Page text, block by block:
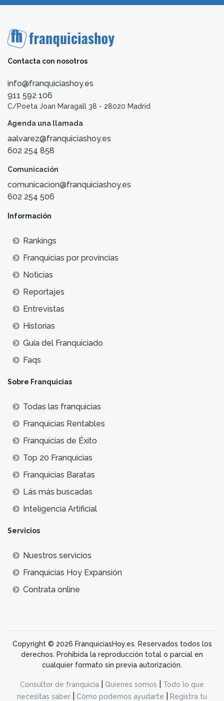
Contacta con nosotros
info@franquiciashoy.es
911 592 106
C/Poeta Joan Maragall 38 - 28020 Madrid
Agenda una llamada
aalvarez@franquiciashoy.es
602 254 858
Comunicación
comunicacion@franquiciashoy.es
602 254 506
Información
Rankings
Franquicias por provincias
Noticias
Reportajes
Entrevistas
Historias
Guía del Franquiciado
Faqs
Sobre Franquicias
Todas las franquicias
Franquicias Rentables
Franquicias de Éxito
Top 20 Franquicias
Franquicias Baratas
Lás más buscadas
Inteligencia Artificial
Servicios
Nuestros servicios
Franquicias Hoy Expansión
Contrata online
Copyright © 2026 FranquiciasHoy.es. Reservados todos los
derechos. Prohibida la reproducción total o parcial en
cualquier formato sin previa autorización.
Consultor de franquicia Quienes somos
Todo lo que
necesitas saber
Cómo podemos ayudarte Registra tu